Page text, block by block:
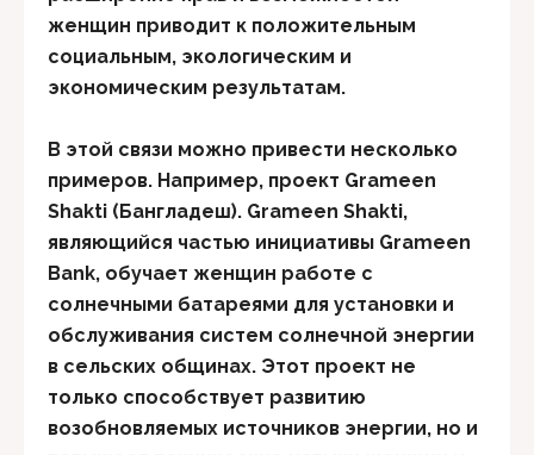
женщин приводит к положительным
социальным, экологическим и
экономическим результатам.
В этой связи можно привести несколько
примеров. Например, проект Grameen
Shakti (Бангладеш). Grameen Shakti,
являющийся частью инициативы Grameen
Bank, обучает женщин работе с
солнечными батареями для установки и
обслуживания систем солнечной энергии
в сельских общинах. Этот проект не
только способствует развитию
возобновляемых источников энергии, но и